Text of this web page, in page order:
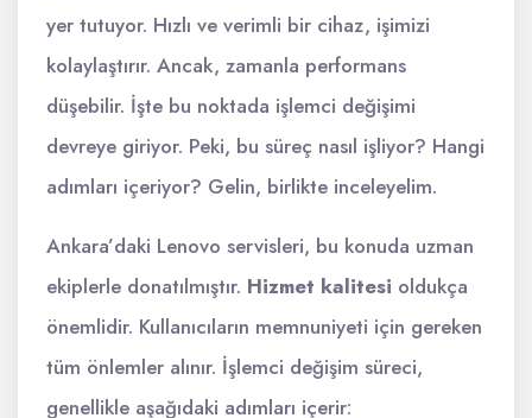
yer tutuyor. Hızlı ve verimli bir cihaz, işimizi
kolaylaştırır. Ancak, zamanla performans
düşebilir. İşte bu noktada işlemci değişimi
devreye giriyor. Peki, bu süreç nasıl işliyor? Hangi
adımları içeriyor? Gelin, birlikte inceleyelim.
Ankara’daki Lenovo servisleri, bu konuda uzman
ekiplerle donatılmıştır. Hizmet kalitesi oldukça
önemlidir. Kullanıcıların memnuniyeti için gereken
tüm önlemler alınır. İşlemci değişim süreci,
genellikle aşağıdaki adımları içerir: